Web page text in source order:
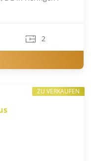
2
ZU VERKAUFEN